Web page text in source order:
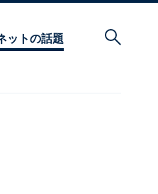
ットの話題